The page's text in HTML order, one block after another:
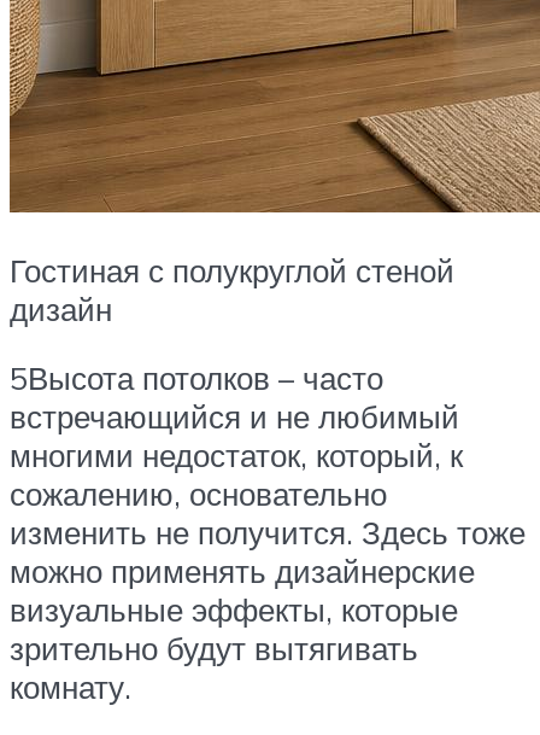
Гостиная с полукруглой стеной
дизайн
5Высота потолков – часто
встречающийся и не любимый
многими недостаток, который, к
сожалению, основательно
изменить не получится. Здесь тоже
можно применять дизайнерские
визуальные эффекты, которые
зрительно будут вытягивать
комнату.